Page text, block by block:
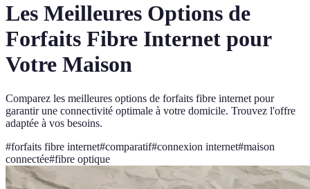
Les Meilleures Options de
Forfaits Fibre Internet pour
Votre Maison
Comparez les meilleures options de forfaits fibre internet pour
garantir une connectivité optimale à votre domicile. Trouvez l'offre
adaptée à vos besoins.
#forfaits fibre internet#comparatif#connexion internet#maison
connectée#fibre optique